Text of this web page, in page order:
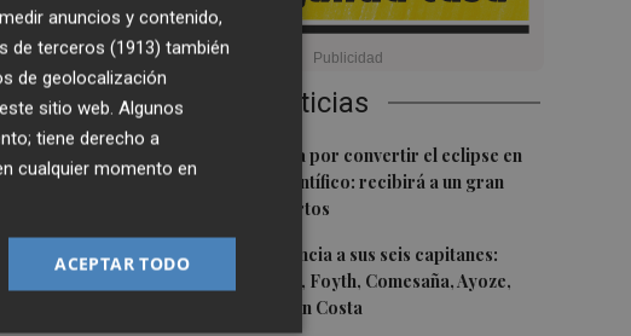
Últimas Noticias
1 Castelló apuesta por convertir el eclipse en
un referente científico: recibirá a un gran
equipo de expertos
2El Villarreal anuncia a sus seis capitanes:
Gerard Moreno, Foyth, Comesaña, Ayoze,
Cardona y Logan Costa
la
de
sector;
anuncios y contenido,
de terceros (1913) también
de geolocalización
sitio web. Algunos
tiene derecho a
cualquier momento en
ACEPTAR TODO